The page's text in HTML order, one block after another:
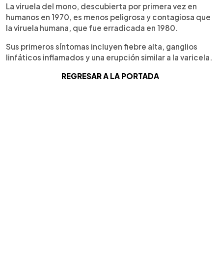
La viruela del mono, descubierta por primera vez en
humanos en 1970, es menos peligrosa y contagiosa que
la viruela humana, que fue erradicada en 1980.
Sus primeros síntomas incluyen fiebre alta, ganglios
linfáticos inflamados y una erupción similar a la varicela.
REGRESAR A LA PORTADA